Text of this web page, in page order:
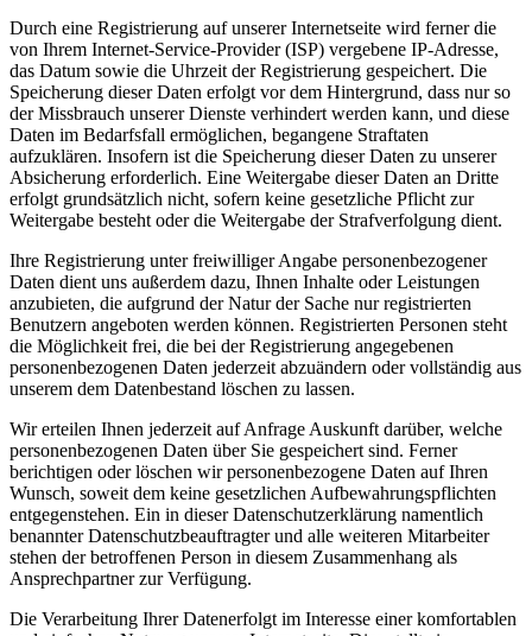
Durch eine Registrierung auf unserer Internetseite wird ferner die
von Ihrem Internet-Service-Provider (ISP) vergebene IP-Adresse,
das Datum sowie die Uhrzeit der Registrierung gespeichert. Die
Speicherung dieser Daten erfolgt vor dem Hintergrund, dass nur so
der Missbrauch unserer Dienste verhindert werden kann, und diese
Daten im Bedarfsfall ermöglichen, begangene Straftaten
aufzuklären. Insofern ist die Speicherung dieser Daten zu unserer
Absicherung erforderlich. Eine Weitergabe dieser Daten an Dritte
erfolgt grundsätzlich nicht, sofern keine gesetzliche Pflicht zur
Weitergabe besteht oder die Weitergabe der Strafverfolgung dient.
Ihre Registrierung unter freiwilliger Angabe personenbezogener
Daten dient uns außerdem dazu, Ihnen Inhalte oder Leistungen
anzubieten, die aufgrund der Natur der Sache nur registrierten
Benutzern angeboten werden können. Registrierten Personen steht
die Möglichkeit frei, die bei der Registrierung angegebenen
personenbezogenen Daten jederzeit abzuändern oder vollständig aus
unserem dem Datenbestand löschen zu lassen.
Wir erteilen Ihnen jederzeit auf Anfrage Auskunft darüber, welche
personenbezogenen Daten über Sie gespeichert sind. Ferner
berichtigen oder löschen wir personenbezogene Daten auf Ihren
Wunsch, soweit dem keine gesetzlichen Aufbewahrungspflichten
entgegenstehen. Ein in dieser Datenschutzerklärung namentlich
benannter Datenschutzbeauftragter und alle weiteren Mitarbeiter
stehen der betroffenen Person in diesem Zusammenhang als
Ansprechpartner zur Verfügung.
Die Verarbeitung Ihrer Datenerfolgt im Interesse einer komfortablen